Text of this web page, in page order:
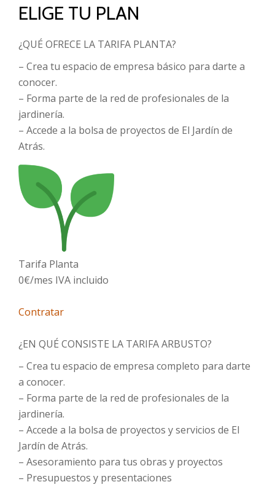
ELIGE TU PLAN
¿QUÉ OFRECE LA TARIFA PLANTA?
– Crea tu espacio de empresa básico para darte a
conocer.
– Forma parte de la red de profesionales de la
jardinería.
– Accede a la bolsa de proyectos de El Jardín de
Atrás.
Tarifa Planta
0€/mes IVA incluido
Contratar
¿EN QUÉ CONSISTE LA TARIFA ARBUSTO?
– Crea tu espacio de empresa completo para darte
a conocer.
– Forma parte de la red de profesionales de la
jardinería.
– Accede a la bolsa de proyectos y servicios de El
Jardín de Atrás.
– Asesoramiento para tus obras y proyectos
– Presupuestos y presentaciones